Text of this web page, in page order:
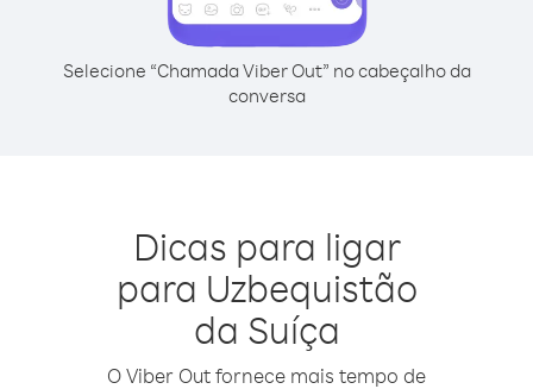
Selecione “Chamada Viber Out” no cabeçalho da
conversa
Dicas para ligar
para Uzbequistão
da Suíça
O Viber Out fornece mais tempo de